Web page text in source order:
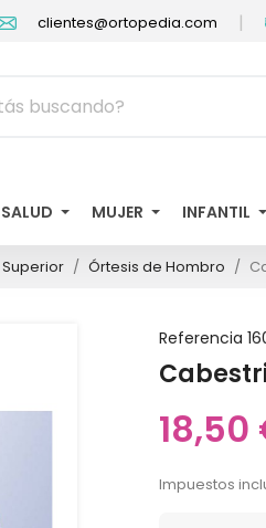
clientes@ortopedia.com |
SALUD MUJER INFANTIL
Órtesis de Hombro
Referencia
18,50
Impuestos